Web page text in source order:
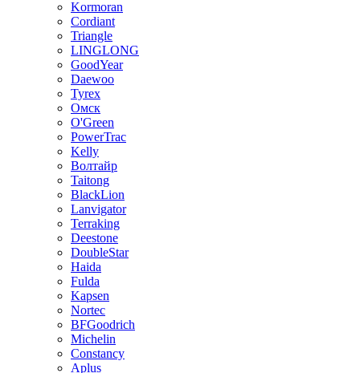
Kormoran
Cordiant
Triangle
LINGLONG
GoodYear
Daewoo
Tyrex
Омск
O'Green
PowerTrac
Kelly
Волтайр
Taitong
BlackLion
Lanvigator
Terraking
Deestone
DoubleStar
Haida
Fulda
Kapsen
Nortec
BFGoodrich
Michelin
Constancy
Aplus